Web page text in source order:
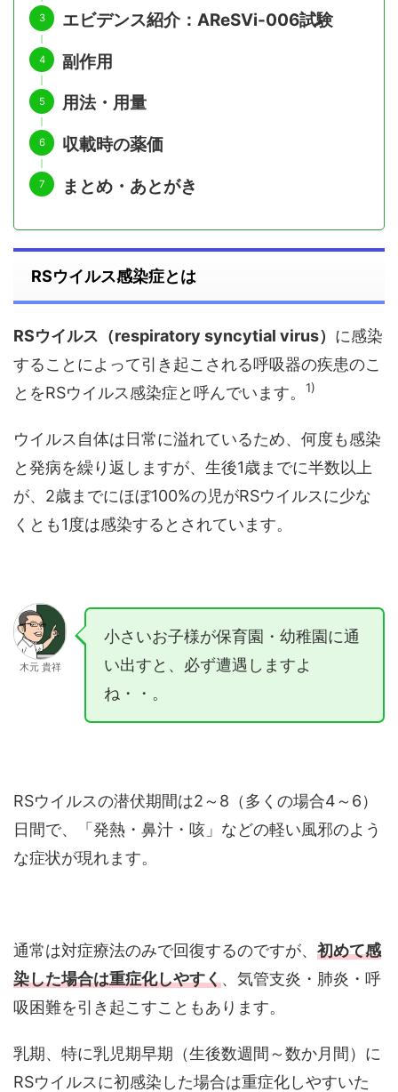
エビデンス紹介：AReSVi-006試験
副作用
用法・用量
収載時の薬価
まとめ・あとがき
RSウイルス感染症とは
RSウイルス（respiratory syncytial virus） に感染
することによって引き起こされる呼吸器の疾患のこ
とをRSウイルス感染症と呼んでいます。
1)
ウイルス自体は日常に溢れているため、何度も感染
と発病を繰り返しますが、生後1歳までに半数以上
が、2歳までにほぼ100%の児がRSウイルスに少な
くとも1度は感染するとされています。
木元 貴祥
小さいお子様が保育園・幼稚園に通
い出すと、必ず遭遇しますよ
ね・・。
RSウイルスの潜伏期間は2～8（多くの場合4～6）
日間で、「発熱・鼻汁・咳」などの軽い風邪のよう
な症状が現れます。
通常は対症療法のみで回復するのですが、 初めて感
染した場合は重症化しやすく、気管支炎・肺炎・呼
吸困難を引き起こすこともあります。
乳期、特に乳児期早期（生後数週間～数か月間）に
RSウイルスに初感染した場合は重症化しやすいた